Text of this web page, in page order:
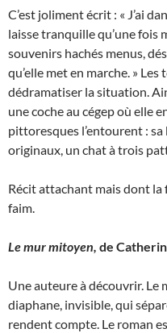
C’est joliment écrit : « J’ai
laisse tranquille qu’une fois
souvenirs hachés menus,
qu’elle met en marche. »
dédramatiser la situation.
une coche au cégep où elle
pittoresques l’entourent :
originaux, un chat à trois
Récit attachant mais dont la
faim.
Le mur mitoyen, de
Une auteure à découvrir. Le
diaphane, invisible, qui
rendent compte. Le roman